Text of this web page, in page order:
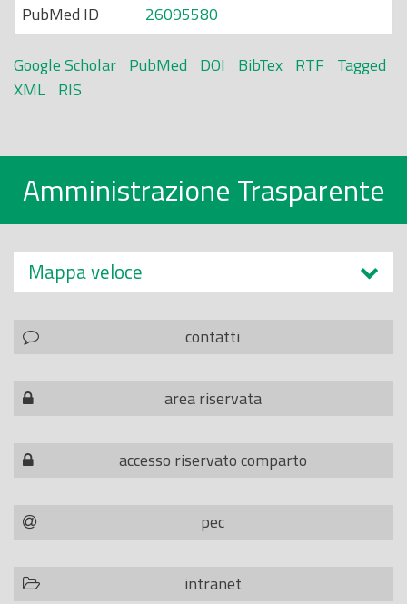
PubMed ID
26095580
Google Scholar PubMed DOI BibTex RTF Tagged
XML RIS
Amministrazione Trasparente
Mappa veloce
contatti
area riservata
accesso riservato comparto
pec
intranet